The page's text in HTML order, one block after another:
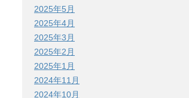
2025年5月
2025年4月
2025年3月
2025年2月
2025年1月
2024年11月
2024年10月